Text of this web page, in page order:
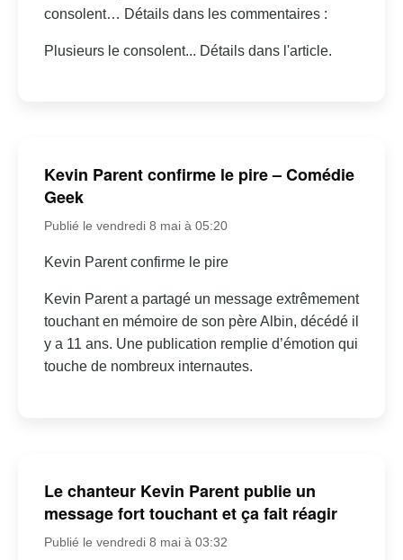
consolent… Détails dans les commentaires :
Plusieurs le consolent... Détails dans l'article.
Kevin Parent confirme le pire – Comédie
Geek
Publié le vendredi 8 mai à 05:20
Kevin Parent confirme le pire
Kevin Parent a partagé un message extrêmement
touchant en mémoire de son père Albin, décédé il
y a 11 ans. Une publication remplie d’émotion qui
touche de nombreux internautes.
Le chanteur Kevin Parent publie un
message fort touchant et ça fait réagir
Publié le vendredi 8 mai à 03:32